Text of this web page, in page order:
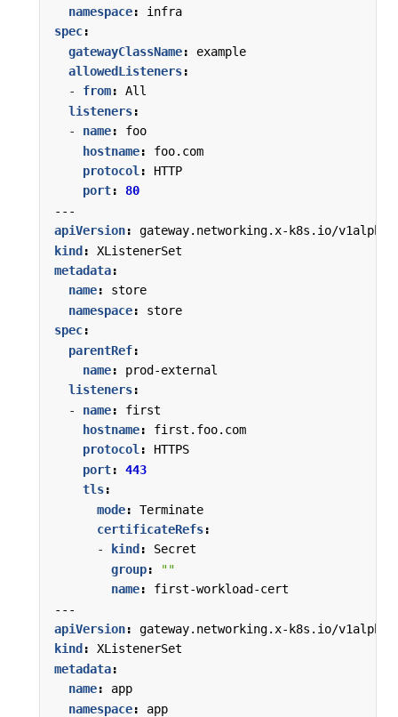
namespace:
infra
spec:
gatewayClassName:
example
allowedListeners:
- from:
All
listeners:
- name:
foo
hostname:
foo.com
protocol :
HTTP
port:
80
---
apiVersion:
gateway.networking.x-k8s.io/v1alpha1
kind:
XListenerSet
metadata:
name:
store
namespace:
store
spec:
parentRef:
name:
prod-external
listeners:
- name:
first
hostname:
first.foo.com
protocol:
HTTPS
port:
443
tls:
mode:
Terminate
certificateRefs:
-
kind :
Secret
group:
""
name:
first-workload-cert
---
apiVersion:
gateway.networking.x-k8s.io/v1alpha1
kind :
XListenerSet
metadata:
name:
app
namespace: app